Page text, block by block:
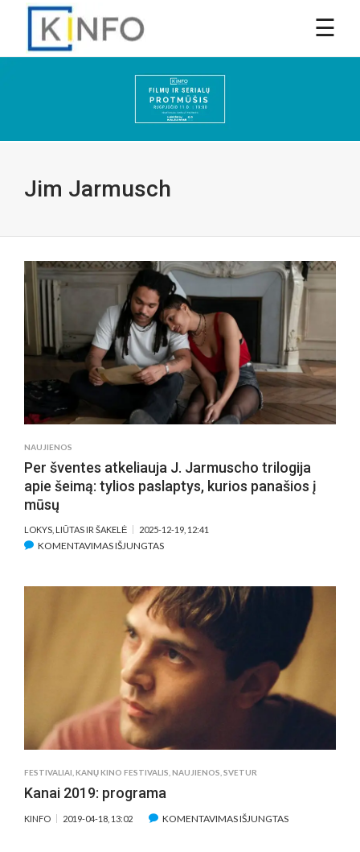
Jim Jarmusch
NAUJIENOS
Per šventes atkeliauja J. Jarmuscho trilogija
apie šeimą: tylios paslaptys, kurios panašios į
mūsų
LOKYS, LIŪTAS IR ŠAKELĖ 2025-12-19, 12:41
KOMENTAVIMAS IŠJUNGTASĮRAŠE
ATKELIAUJA
J.
JARMUSCHO
TRILOGIJA
APIE
ŠEIMĄ:
TYLIOS
PASLAPTYS,
PANAŠIOS
FESTIVALIAI KANŲ KINO FESTIVALIS NAUJIENOS SVETUR
Kanai 2019: programa
KINFO 2019-04-18, 13:02 KOMENTAVIMAS IŠJUNGTASĮRAŠE